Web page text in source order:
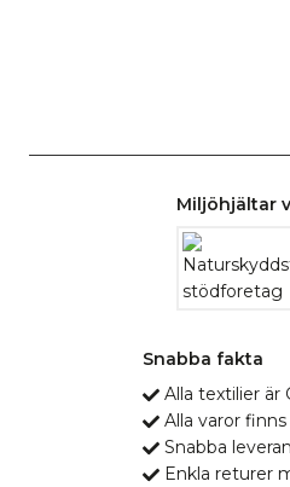
Miljöhjältar
Snabba fakta
Alla textilier är
Alla varor finns
Snabba
Enkla returer